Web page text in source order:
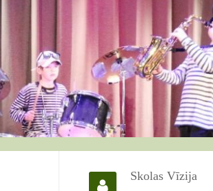
Skolas Vīzija